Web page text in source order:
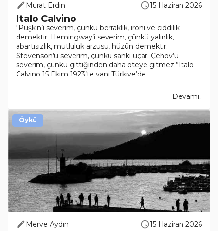
Murat Erdin 15 Haziran 2026
Italo Calvino
“Puşkin’i severim, çünkü berraklık, ironi ve ciddilik
demektir. Hemingway’i severim, çünkü yalınlık,
abartısızlık, mutluluk arzusu, hüzün demektir.
Stevenson’u severim, çünkü sanki uçar. Çehov’u
severim, çünkü gittiğinden daha öteye gitmez.”Italo
Calvino 15 Ekim 1923’te yani Türkiye’de ..
Devamı..
Merve Aydın 15 Haziran 2026
Öykü